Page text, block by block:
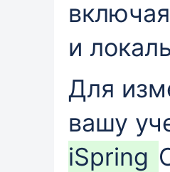
и
Для
вашу
iSpring